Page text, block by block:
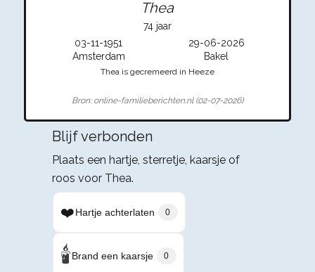
Thea
74 jaar
03-11-1951
29-06-2026
Amsterdam
Bakel
Thea is gecremeerd in Heeze
Bron: online-familieberichten.nl (02-07-2026)
Blijf verbonden
Plaats een hartje, sterretje, kaarsje of
roos voor Thea.
❤️Hartje achterlaten 0
🕯️Brand een kaarsje 0